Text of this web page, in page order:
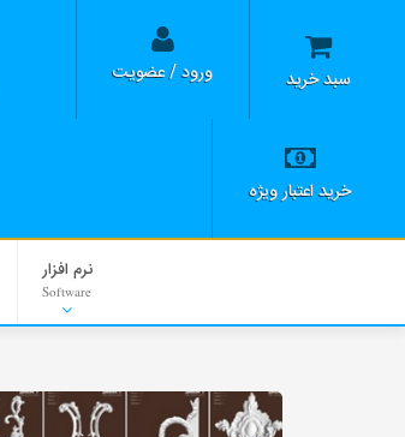
سبد خرید ورود / عضویت
خرید اعتبار ویژه
نرم افزار
Software